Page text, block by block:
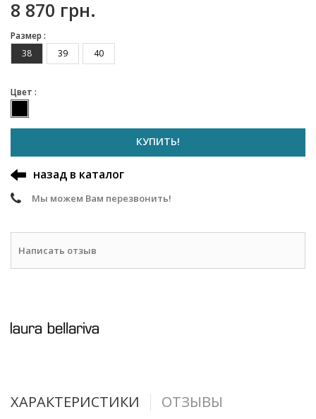
8 870 грн.
Размер :
38
39 40
Цвет :
КУПИТЬ!
назад в каталог
Мы можем Вам перезвонить!
Написать отзыв
ХАРАКТЕРИСТИКИ ОТЗЫВЫ